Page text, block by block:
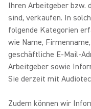
Ihren Arbeitgeber bzw.
sind, verkaufen. In
folgende Kategorien
wie Name,
geschäftliche E-Mail-
Arbeitgeber sowie
Sie derzeit mit
Zudem können wir